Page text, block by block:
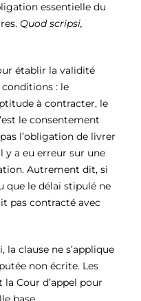
essentielle du
Quod scripsi,
établir la validité
: le
à contracter, le
le consentement
l’obligation de livrer
y a eu erreur sur une
Autrement dit, si
que le délai stipulé ne
pas contracté avec
la clause ne s’applique
non écrite. Les
Cour d’appel pour